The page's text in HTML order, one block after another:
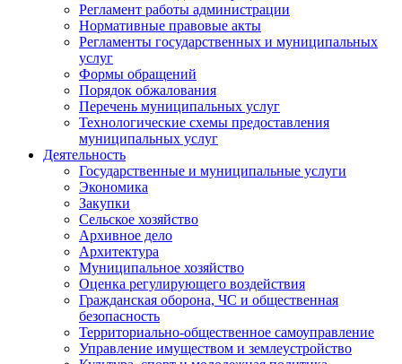
Регламент работы администрации
Нормативные правовые акты
Регламенты государственных и муниципальных
услуг
Формы обращений
Порядок обжалования
Перечень муниципальных услуг
Технологические схемы предоставления
муниципальных услуг
Деятельность
Государственные и муниципальные услуги
Экономика
Закупки
Сельское хозяйство
Архивное дело
Архитектура
Муниципальное хозяйство
Оценка регулирующего воздействия
Гражданская оборона, ЧС и общественная
безопасность
Территориально-общественное самоуправление
Управление имуществом и землеустройство